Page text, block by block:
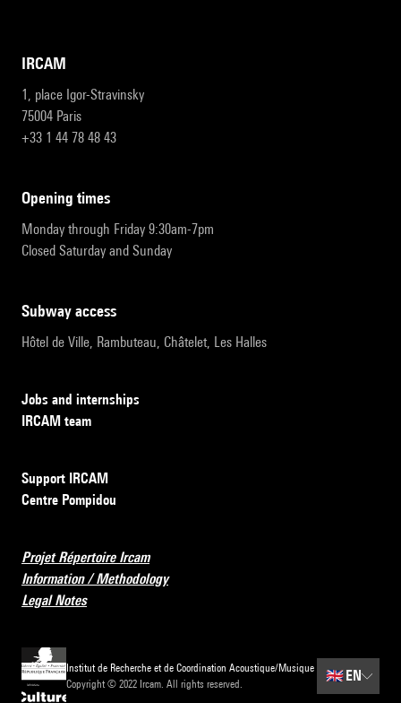
IRCAM
1, place Igor-Stravinsky
75004 Paris
+33 1 44 78 48 43
opening times
Monday through Friday 9:30am-7pm
Closed Saturday and Sunday
subway access
Hôtel de Ville, Rambuteau, Châtelet, Les Halles
Jobs and internships
IRCAM team
Support IRCAM
Centre Pompidou
Projet Répertoire Ircam
Information / Methodology
Legal Notes
Institut de Recherche et de Coordination Acoustique/Musique
Copyright © 2022 Ircam. All rights reserved.
🇬🇧 EN